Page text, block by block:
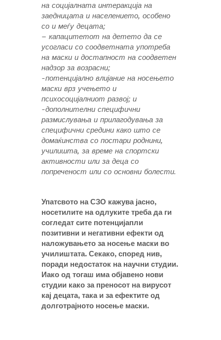
на социјалната интеракција на
заедницата и населението, особено
со и меѓу децата;
– капацитетот на детето да се
усогласи со соодветната употреба
на маски и достапност на соодветен
надзор за возрасни;
-потенцијално влијание на носењето
маски врз учењето и
психосоцијалниот развој; и
-дополнителни специфични
размислувања и прилагодувања за
специфични средини како што се
домаќинства со постари роднини,
училишта, за време на спортски
активности или за деца со
попреченост или со основни болести.
Упатсвото на СЗО кажува јасно,
носетилите на одлуките треба да ги
согледат сите потенцијапли
позитивни и негативни ефекти од
наложувањето за носење маски во
училиштата. Секако, според нив,
поради недостаток на научни студии.
Иако од тогаш има објавено нови
студии како за преносот на вирусот
кај децата, така и за ефектите од
долготрајното носење маски.